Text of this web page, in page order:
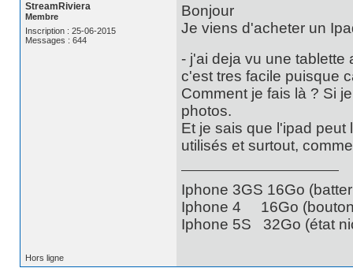
StreamRiviera
Membre
Inscription : 25-06-2015
Messages : 644
Bonjour
Je viens d'acheter un
- j'ai deja vu une tablette
c'est tres facile puisque
Comment je fais là ? Si
photos.
Et je sais que l'ipad peut
utilisés et surtout,
Iphone 3GS 16Go
Iphone 4 16Go
Iphone 5S 32Go (état
Hors ligne